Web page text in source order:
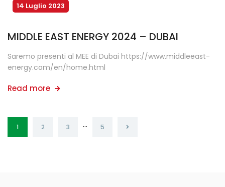
14 Luglio 2023
MIDDLE EAST ENERGY 2024 – DUBAI
Saremo presenti al MEE di Dubai https://www.middleeast-
energy.com/en/home.html
Read more
1 2 3 … 5